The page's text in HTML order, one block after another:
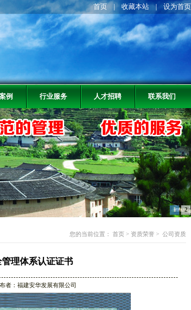
设为首页
|
收藏本站
首页
例 行业服务 人才招聘 联系我们
2
1
您的当前位置： 首页 > 资质荣誉 > 公司资质
理体系认证证书
者：福建安华发展有限公司